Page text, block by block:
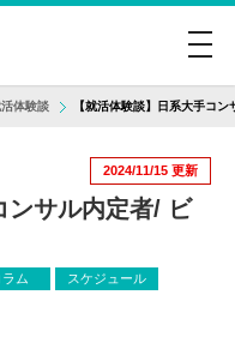
体験談 【就活体験談】日系大手コ
2024/11/15 更新
ンサル内定者/ ビ
ラム
スケジュール